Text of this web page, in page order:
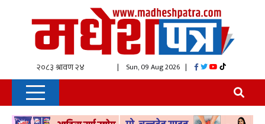
| Sun, 09 Aug 2026 |